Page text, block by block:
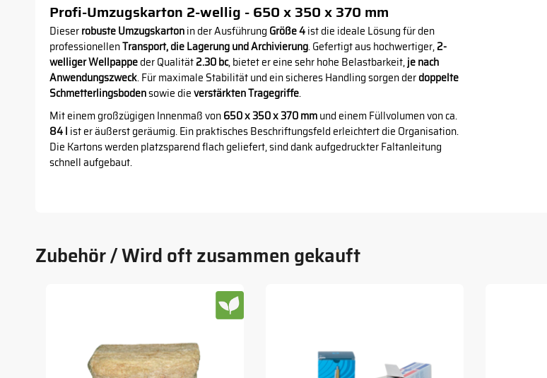
Profi-Umzugskarton 2-wellig - 650 x 350 x 370 mm
Dieserrobuste Umzugskartonin der Ausführung Größe 4ist die ideale Lösung für den
professionellenTransport, die Lagerung und Archivierung. Gefertigt aus hochwertiger,2-
welliger Wellpappeder Qualität2.30 bc, bietet er eine sehr hohe Belastbarkeit,je nach
Anwendungszweck. Für maximale Stabilität und ein sicheres Handling sorgen derdoppelte
Schmetterlingsbodensowie dieverstärkten Tragegriffe.
Mit einem großzügigen Innenmaß von650 x 350 x 370 mmund einem Füllvolumen von ca.
84 l ist er äußerst geräumig. Ein praktisches Beschriftungsfeld erleichtert die Organisation.
Die Kartons werden platzsparend flach geliefert, sind dank aufgedruckter Faltanleitung
schnell aufgebaut.
Zubehör / Wird oft zusammen gekauft